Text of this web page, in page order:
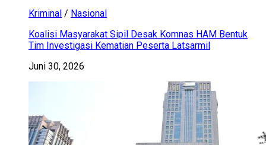
Kriminal / Nasional
Koalisi Masyarakat Sipil Desak Komnas HAM Bentuk
Tim Investigasi Kematian Peserta Latsarmil
Juni 30, 2026